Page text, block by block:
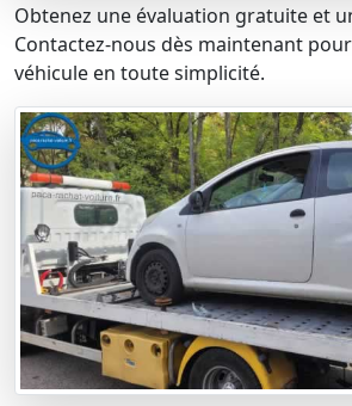
Obtenez une évaluation gratuite et
Contactez-nous dès maintenant
véhicule en toute simplicité.